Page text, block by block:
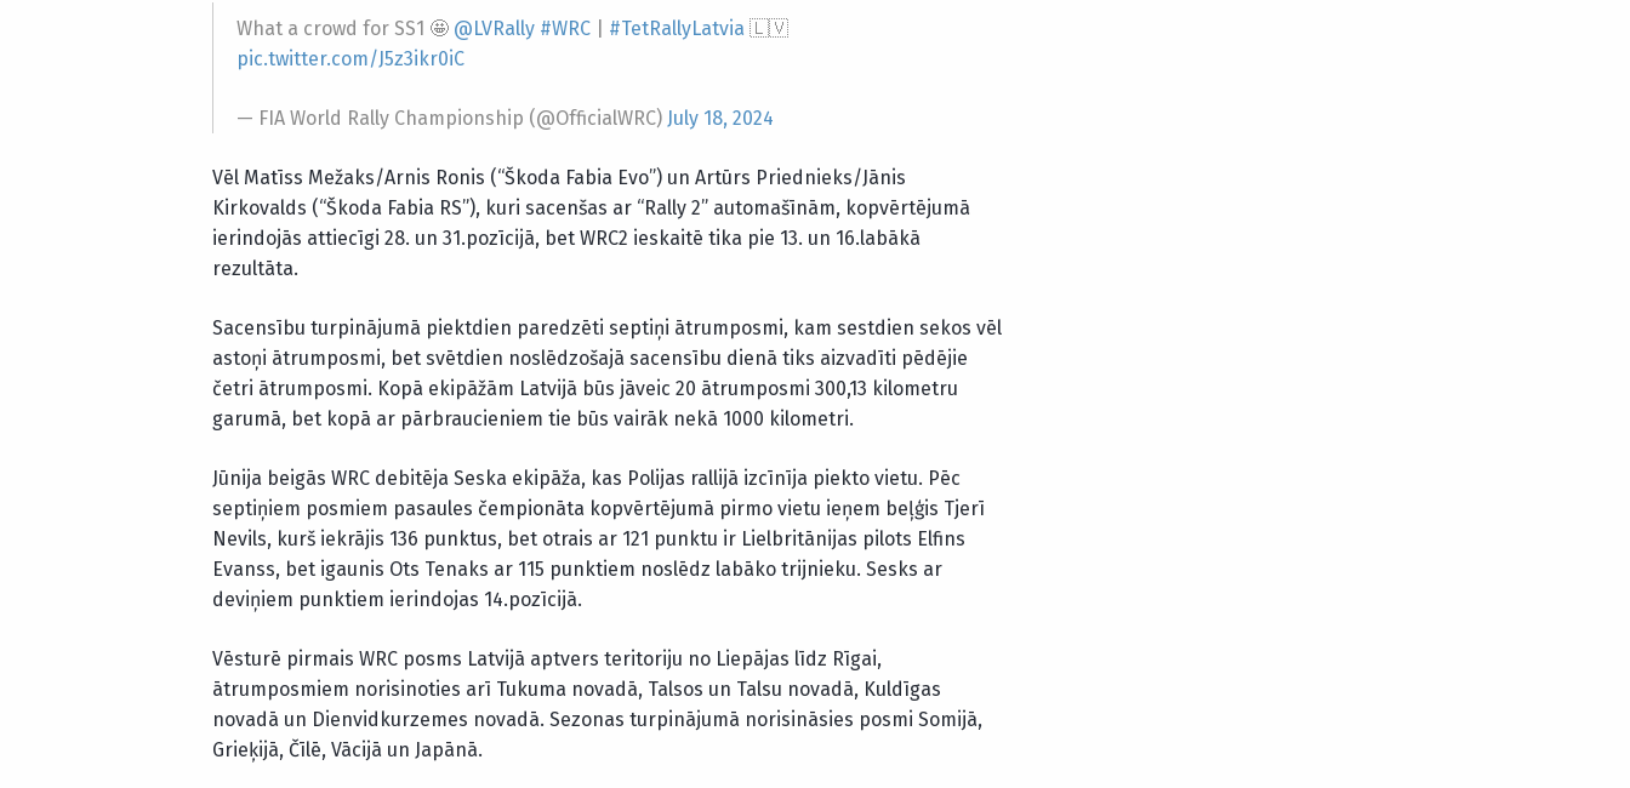
What a crowd for SS1 🤩 @LVRally #WRC #TetRallyLatvia 🇱🇻
pic.twitter.com/J5z3ikr0iC
— FIA World Rally Championship (@OfficialWRC) July 18, 2024
Vēl Matīss Mežaks/Arnis Ronis (“Škoda Fabia Evo”) un Artūrs Priednieks/Jānis
Kirkovalds (“Škoda Fabia RS”), kuri sacenšas ar “Rally 2” automašīnām, kopvērtējumā
ierindojās attiecīgi 28. un 31.pozīcijā, bet WRC2 ieskaitē tika pie 13. un 16.labākā
rezultāta.
Sacensību turpinājumā piektdien paredzēti septiņi ātrumposmi, kam sestdien sekos vēl
astoņi ātrumposmi, bet svētdien noslēdzošajā sacensību dienā tiks aizvadīti pēdējie
četri ātrumposmi. Kopā ekipāžām Latvijā būs jāveic 20 ātrumposmi 300,13 kilometru
garumā, bet kopā ar pārbraucieniem tie būs vairāk nekā 1000 kilometri.
Jūnija beigās WRC debitēja Seska ekipāža, kas Polijas rallijā izcīnīja piekto vietu. Pēc
septiņiem posmiem pasaules čempionāta kopvērtējumā pirmo vietu ieņem beļģis Tjerī
Nevils, kurš iekrājis 136 punktus, bet otrais ar 121 punktu ir Lielbritānijas pilots Elfins
Evanss, bet igaunis Ots Tenaks ar 115 punktiem noslēdz labāko trijnieku. Sesks ar
deviņiem punktiem ierindojas 14.pozīcijā.
Vēsturē pirmais WRC posms Latvijā aptvers teritoriju no Liepājas līdz Rīgai,
ātrumposmiem norisinoties arī Tukuma novadā, Talsos un Talsu novadā, Kuldīgas
novadā un Dienvidkurzemes novadā. Sezonas turpinājumā norisināsies posmi Somijā,
Grieķijā, Čīlē, Vācijā un Japānā.